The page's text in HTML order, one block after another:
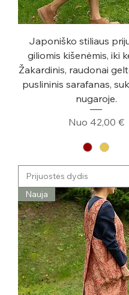
Japoniško stiliaus
giliomis kišenėmis, iki
Žakardinis, raudonai
puslininis sarafanas,
nugaroje.
Nuo 42,00 €
Pardavimo
Nauja